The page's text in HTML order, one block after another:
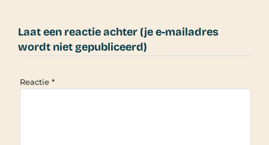
Laat een reactie achter (je e-mailadres
wordt niet gepubliceerd)
Reactie *